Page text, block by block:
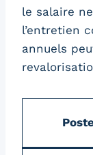
le salaire
l’entretien
annuels